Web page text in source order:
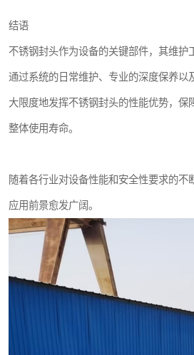
结语
不锈钢封头作为设备的关键部件，其维护
通过系统的日常维护、专业的深度保养以
大限度地发挥不锈钢封头的性能优势，保
整体使用寿命。
随着各行业对设备性能和安全性要求的不
应用前景愈发广阔。